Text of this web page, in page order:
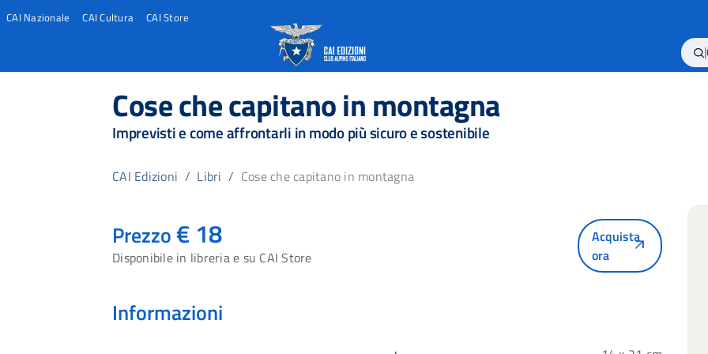
CAI Nazionale CAI Cultura CAI Store
|
Cose che capitano in montagna
Imprevisti e come affrontarli in modo più sicuro e sostenibile
CAI Edizioni / Libri / Cose che capitano in montagna
Prezzo€ 18
Disponibile in libreria e su CAI Store
Acquista
ora
arrow_outward
Informazioni